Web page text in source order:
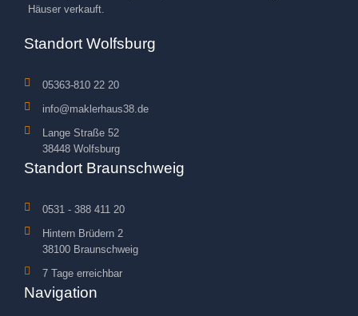
Häuser verkauft.
Standort Wolfsburg
05363-810 22 20
info@maklerhaus38.de
Lange Straße 52
38448 Wolfsburg
Standort Braunschweig
0531 - 388 411 20
Hintern Brüdern 2
38100 Braunschweig
7 Tage erreichbar
Navigation